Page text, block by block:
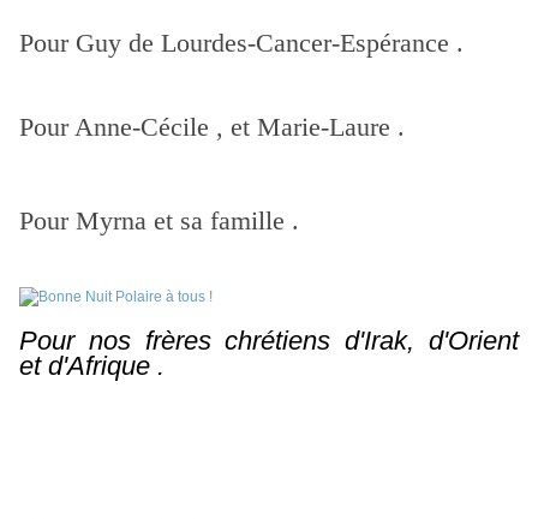
Pour Guy de Lourdes-Cancer-Espérance .
Pour Anne-Cécile , et Marie-Laure .
Pour Myrna et sa famille .
Pour nos frères chrétiens d'Irak, d'Orient
et d'Afrique .